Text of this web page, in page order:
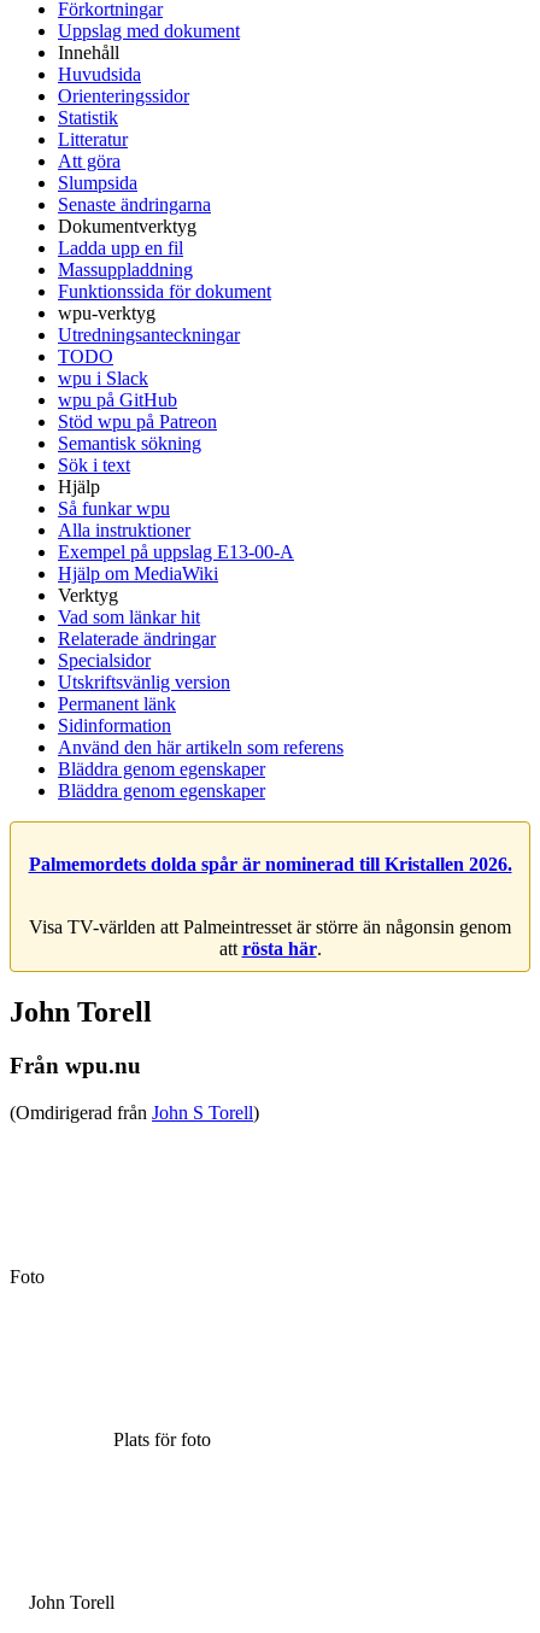
Förkortningar
Uppslag med dokument
Innehåll
Huvudsida
Orienteringssidor
Statistik
Litteratur
Att göra
Slumpsida
Senaste ändringarna
Dokumentverktyg
Ladda upp en fil
Massuppladdning
Funktionssida för dokument
wpu-verktyg
Utredningsanteckningar
TODO
wpu i Slack
wpu på GitHub
Stöd wpu på Patreon
Semantisk sökning
Sök i text
Hjälp
Så funkar wpu
Alla instruktioner
Exempel på uppslag E13-00-A
Hjälp om MediaWiki
Verktyg
Vad som länkar hit
Relaterade ändringar
Specialsidor
Utskriftsvänlig version
Permanent länk
Sidinformation
Använd den här artikeln som referens
Bläddra genom egenskaper
Bläddra genom egenskaper
Palmemordets dolda spår är nominerad till Kristallen 2026.
Visa TV-världen att Palmeintresset är större än någonsin genom
att rösta här.
John Torell
Från wpu.nu
(Omdirigerad från John S Torell)
Foto
Plats för foto
John Torell